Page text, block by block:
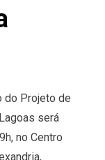
do Projeto de
será
no Centro